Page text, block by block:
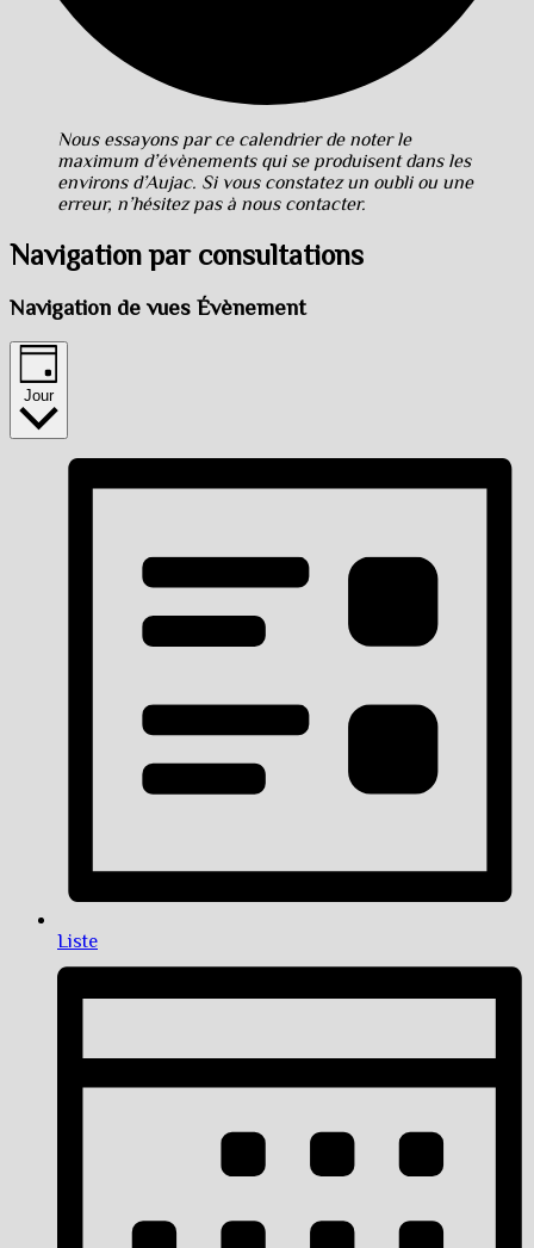
Nous essayons par ce calendrier de noter le
maximum d’évènements qui se produisent dans les
environs d’Aujac. Si vous constatez un oubli ou une
erreur, n’hésitez pas à nous contacter.
Navigation par consultations
Navigation de vues Évènement
Jour
Liste